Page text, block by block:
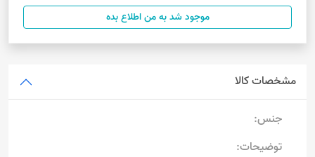
موجود شد به من اطلاع بده
مشخصات کالا
جنس:
توضیحات: